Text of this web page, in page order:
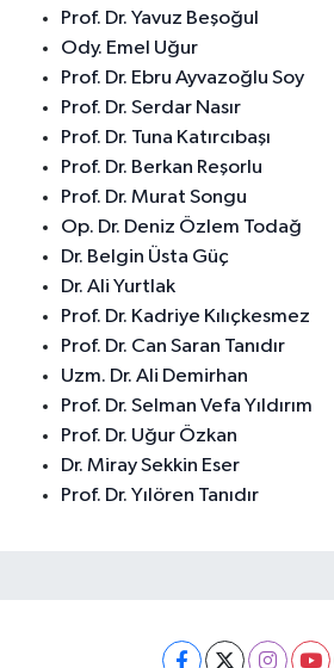
Prof. Dr. Yavuz Beşoğul
Ody. Emel Uğur
Prof. Dr. Ebru Ayvazoğlu Soy
Prof. Dr. Serdar Nasır
Prof. Dr. Tuna Katırcıbaşı
Prof. Dr. Berkan Reşorlu
Prof. Dr. Murat Songu
Op. Dr. Deniz Özlem Todağ
Dr. Belgin Üsta Güç
Dr. Ali Yurtlak
Prof. Dr. Kadriye Kılıçkesmez
Prof. Dr. Can Saran Tanıdır
Uzm. Dr. Ali Demirhan
Prof. Dr. Selman Vefa Yıldırım
Prof. Dr. Uğur Özkan
Dr. Miray Sekkin Eser
Prof. Dr. Yılören Tanıdır